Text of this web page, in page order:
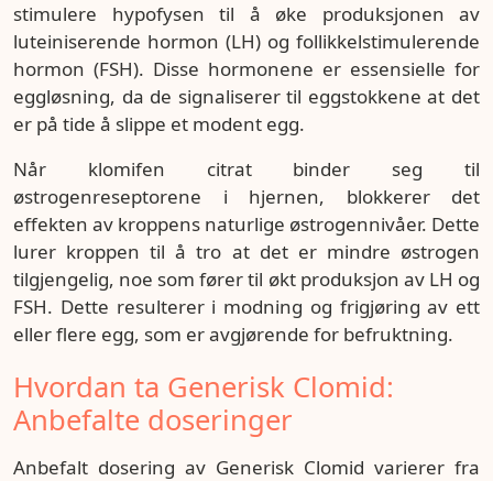
stimulere hypofysen til å øke produksjonen av
luteiniserende hormon (LH) og follikkelstimulerende
hormon (FSH). Disse hormonene er essensielle for
eggløsning, da de signaliserer til eggstokkene at det
er på tide å slippe et modent egg.
Når klomifen citrat binder seg til
østrogenreseptorene i hjernen, blokkerer det
effekten av kroppens naturlige østrogennivåer. Dette
lurer kroppen til å tro at det er mindre østrogen
tilgjengelig, noe som fører til økt produksjon av LH og
FSH. Dette resulterer i modning og frigjøring av ett
eller flere egg, som er avgjørende for befruktning.
Hvordan ta Generisk Clomid:
Anbefalte doseringer
Anbefalt dosering av Generisk Clomid varierer fra